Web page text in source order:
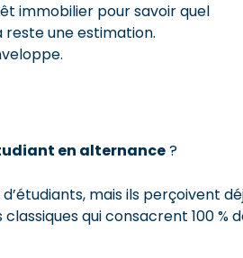
immobilier pour savoir quel
reste une estimation.
en alternance?
mais ils perçoivent
qui consacrent 100 %